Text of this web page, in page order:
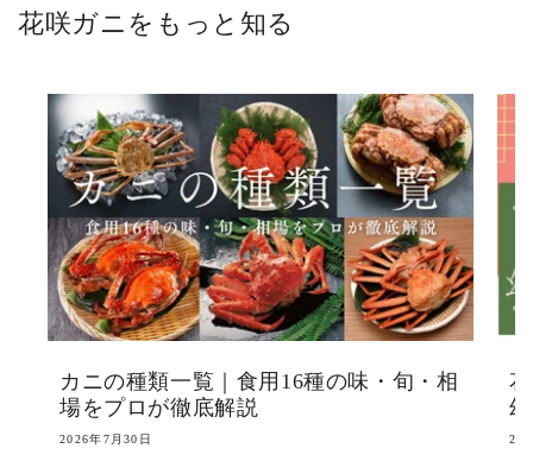
花咲ガニをもっと知る
カニの種類一覧｜食用16種の味・旬・相
場をプロが徹底解説
2026年7月30日